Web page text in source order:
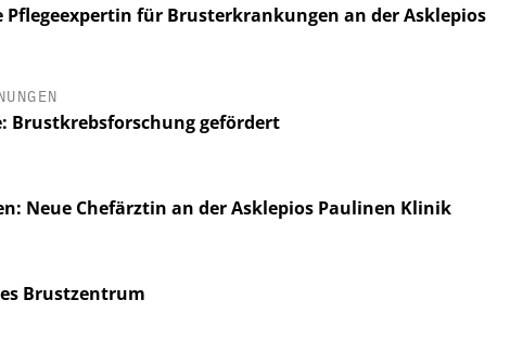
Pflegeexpertin für Brusterkrankungen an der Asklepios
Brustkrebsforschung gefördert
Neue Chefärztin an der Asklepios Paulinen Klinik
Brustzentrum